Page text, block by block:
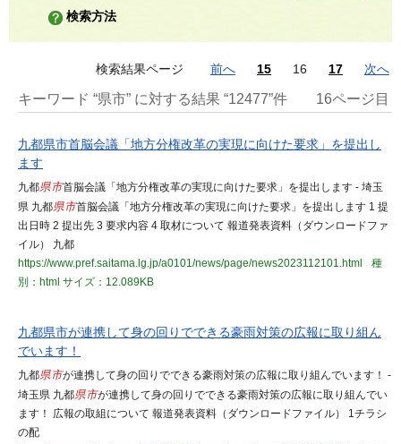
検索方法
検索結果ページ 前へ 15 16 17 次へ
キーワード “県市” に対する結果 “12477”件 16ページ目
九都県市首脳会議「地方分権改革の実現に向けた要求」を提出し
ます
九都県市首脳会議「地方分権改革の実現に向けた要求」を提出します - 埼玉
県 九都県市首脳会議「地方分権改革の実現に向けた要求」を提出します 1 提
出日時 2 提出先 3 要求内容 4 取材について 報道発表資料（ダウンロードファ
イル） 九都
https://www.pref.saitama.lg.jp/a0101/news/page/news2023112101.html
種
別：html サイズ：12.089KB
九都県市が連携して身の回りでできる豪雨対策の広報に取り組ん
でいます！
九都県市が連携して身の回りでできる豪雨対策の広報に取り組んでいます！ -
埼玉県 九都県市が連携して身の回りでできる豪雨対策の広報に取り組んでい
ます！ 広報の取組について 報道発表資料（ダウンロードファイル） 1チラシ
の配